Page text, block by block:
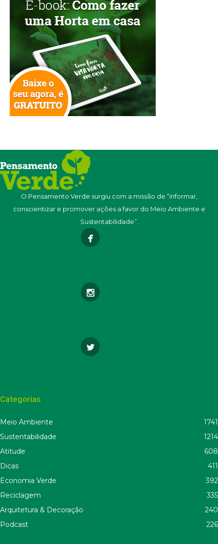
O Pensamento Verde surgiu com a missão de “informar,
conscientizar e promover ações a favor do Meio Ambiente e
Sustentabilidade”.
Categorias
Meio Ambiente
1741
Sustentabilidade
1214
Atitude
608
Dicas
411
Economia Verde
392
Reciclagem
335
Arquitetura & Decoração
240
Podcast
226